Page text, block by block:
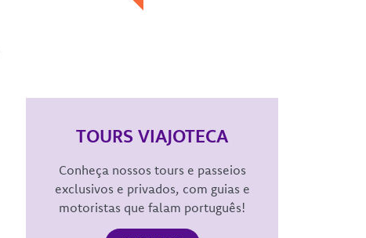
TOURS VIAJOTECA
Conheça nossos tours e passeios
exclusivos e privados, com guias e
motoristas que falam português!